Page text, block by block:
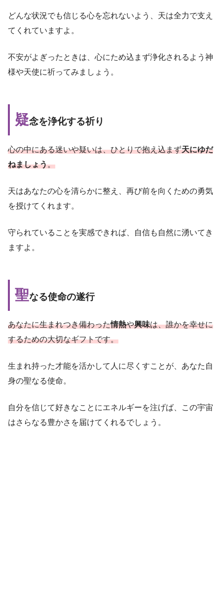
どんな状況でも信じる心を忘れないよう、天は全力で支え
てくれていますよ。
不安がよぎったときは、心にため込まず浄化されるよう神
様や天使に祈ってみましょう。
疑念を浄化する祈り
心の中にある迷いや疑いは、ひとりで抱え込まず天にゆだ
ねましょう。
天はあなたの心を清らかに整え、再び前を向くための勇気
を授けてくれます。
守られていることを実感できれば、自信も自然に湧いてき
ますよ。
聖なる使命の遂行
あなたに生まれつき備わった情熱や興味は、誰かを幸せに
するための大切なギフトです。
生まれ持った才能を活かして人に尽くすことが、あなた自
身の聖なる使命。
自分を信じて好きなことにエネルギーを注げば、この宇宙
はさらなる豊かさを届けてくれるでしょう。